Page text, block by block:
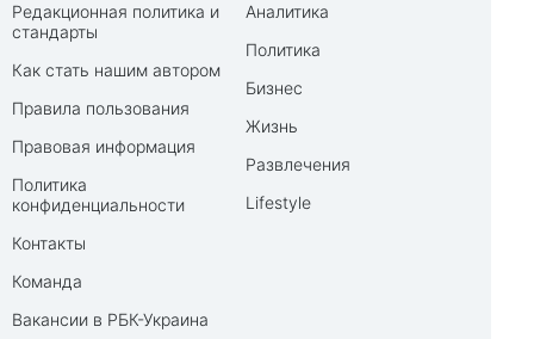
Редакционная политика и
стандарты
Как стать нашим автором
Правила пользования
Правовая информация
Политика
конфиденциальности
Контакты
Команда
Вакансии в РБК-Украина
Аналитика
Политика
Бизнес
Жизнь
Развлечения
Lifestyle